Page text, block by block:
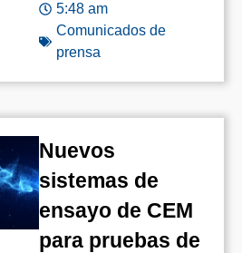
5:48 am
Comunicados de
prensa
Nuevos
sistemas de
ensayo de CEM
para pruebas de